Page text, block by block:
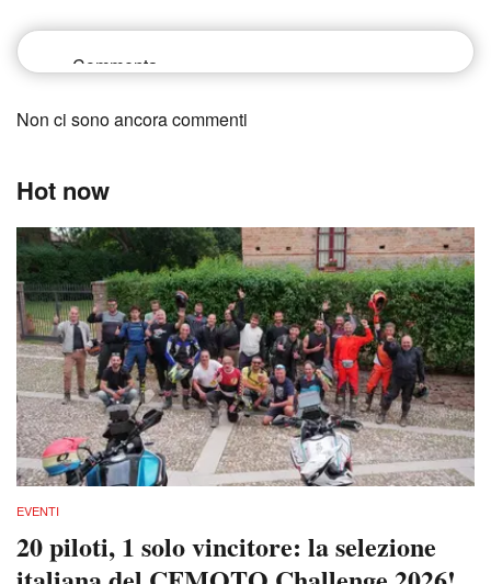
Non ci sono ancora commenti
Hot now
EVENTI
20 piloti, 1 solo vincitore: la selezione